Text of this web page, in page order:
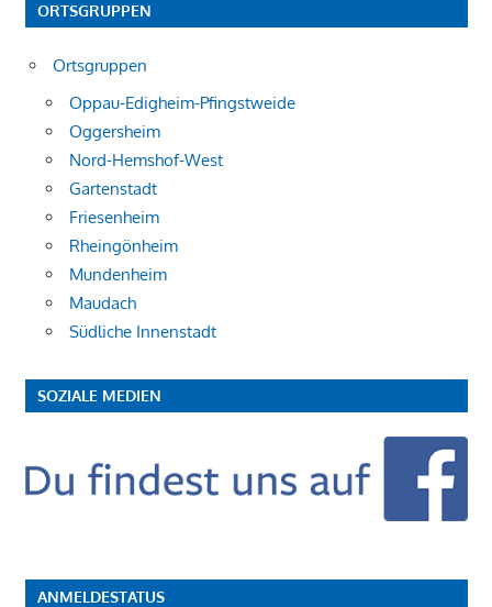
ORTSGRUPPEN
Ortsgruppen
Oppau-Edigheim-Pfingstweide
Oggersheim
Nord-Hemshof-West
Gartenstadt
Friesenheim
Rheingönheim
Mundenheim
Maudach
Südliche Innenstadt
SOZIALE MEDIEN
ANMELDESTATUS